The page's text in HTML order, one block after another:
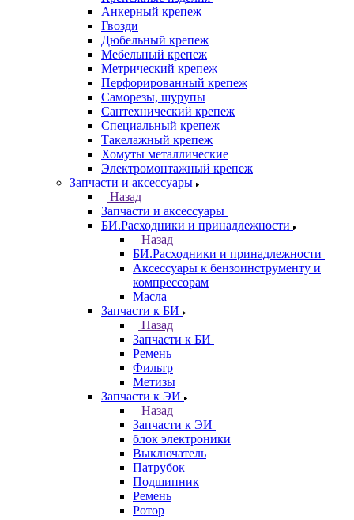
Анкерный крепеж
Гвозди
Дюбельный крепеж
Мебельный крепеж
Метрический крепеж
Перфорированный крепеж
Саморезы, шурупы
Сантехнический крепеж
Специальный крепеж
Такелажный крепеж
Хомуты металлические
Электромонтажный крепеж
Запчасти и аксессуары
Назад
Запчасти и аксессуары
БИ.Расходники и принадлежности
Назад
БИ.Расходники и принадлежности
Аксессуары к бензоинструменту и
компрессорам
Масла
Запчасти к БИ
Назад
Запчасти к БИ
Ремень
Фильтр
Метизы
Запчасти к ЭИ
Назад
Запчасти к ЭИ
блок электроники
Выключатель
Патрубок
Подшипник
Ремень
Ротор